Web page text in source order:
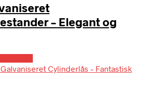
– Elegant og